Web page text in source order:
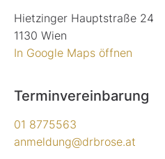
Hietzinger Hauptstraße 24
1130 Wien
In Google Maps öffnen
Terminvereinbarung
01 8775563
anmeldung@drbrose.at